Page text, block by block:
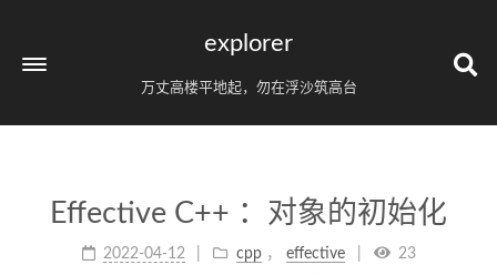
explorer
万丈高楼平地起，勿在浮沙筑高台
Effective C++ ：对象的初始化
2022-04-12 cpp ， effective
23